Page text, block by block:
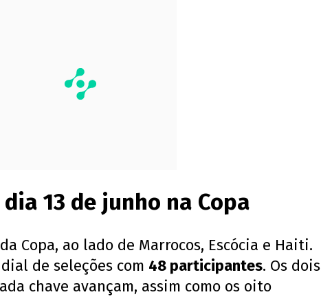
13 de junho na Copa
da Copa, ao lado de Marrocos, Escócia e Haiti.
de seleções com 48 participantes. Os dois
chave avançam, assim como os oito